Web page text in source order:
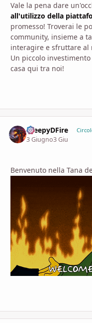
Vale la pena dare
all'utilizzo della
promesso! Troverai le
community, insieme a
interagire e sfruttare al
Un piccolo
casa qui tra noi!
CreepyDFire
3 Giugno3 Giu
Benvenuto nella Tana